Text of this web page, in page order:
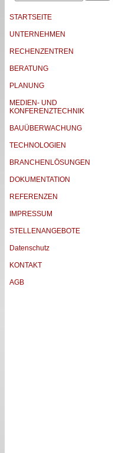
STARTSEITE
UNTERNEHMEN
RECHENZENTREN
BERATUNG
PLANUNG
MEDIEN- UND
KONFERENZTECHNIK
BAUÜBERWACHUNG
TECHNOLOGIEN
BRANCHENLÖSUNGEN
DOKUMENTATION
REFERENZEN
IMPRESSUM
STELLENANGEBOTE
Datenschutz
KONTAKT
AGB